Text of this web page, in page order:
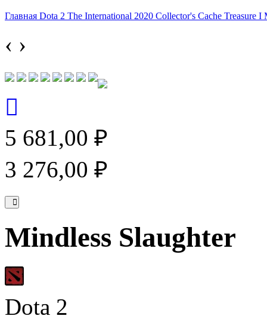
Главная Dota 2 The International 2020 Collector's Cache Treasure I
‹ ›
5 681,00 ₽
3 276,00 ₽
Mindless Slaughter
Dota 2